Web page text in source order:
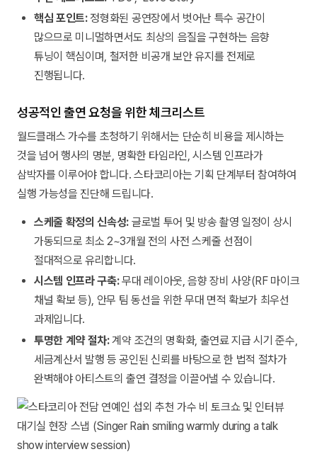
핵심 포인트:정형화된 공연장에서 벗어난 특수 공간이
많으므로 미니멀하면서도 최상의 음질을 구현하는 음향
튜닝이 핵심이며, 철저한 비공개 보안 유지를 전제로
진행됩니다.
성공적인 출연 요청을 위한 체크리스트
월드클래스 가수를 초청하기 위해서는 단순히 비용을 제시하는
것을 넘어 행사의 명분, 명확한 타임라인, 시스템 인프라가
삼박자를 이루어야 합니다. 스타코리아는 기획 단계부터 참여하여
실행 가능성을 진단해 드립니다.
스케줄 확정의 신속성: 글로벌 투어 및 방송 촬영 일정이 상시
가동되므로 최소 2~3개월 전의 사전 스케줄 선점이
절대적으로 유리합니다.
시스템 인프라 구축:무대 레이아웃, 음향 장비 사양(RF 마이크
채널 확보 등), 안무 팀 동선을 위한 무대 면적 확보가 최우선
과제입니다.
투명한 계약 절차:계약 조건의 명확화, 출연료 지급 시기 준수,
세금계산서 발행 등 공인된 신뢰를 바탕으로 한 법적 절차가
완벽해야 아티스트의 출연 결정을 이끌어낼 수 있습니다.